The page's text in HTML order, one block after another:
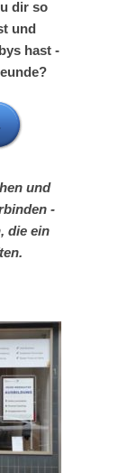
dir so
und
hast -
und
-
die ein